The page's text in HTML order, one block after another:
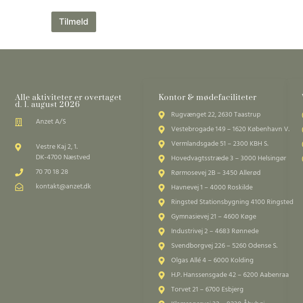
r
s
?
J
Tilmeld
Alle aktiviteter er overtaget
d. 1. august 2026
Anzet A/S
Vestre Kaj 2, 1.
DK-4700 Næstved
70 70 18 28
kontakt@anzet.dk
Kontor & mødefaciliteter
Rugvænget 22, 2630 Taastrup
Vestebrogade 149 – 1620 København V.
Vermlandsgade 51 – 2300 KBH S.
Hovedvagtsstræde 3 – 3000 Helsingør
Rørmosevej 2B – 3450 Allerød
Havnevej 1 – 4000 Roskilde
Ringsted Stationsbygning 4100 Ringsted
Gymnasievej 21 – 4600 Køge
Industrivej 2 – 4683 Rønnede
Svendborgvej 226 – 5260 Odense S.
Olgas Allé 4 – 6000 Kolding
H.P. Hanssensgade 42 – 6200 Aabenraa
Torvet 21 – 6700 Esbjerg